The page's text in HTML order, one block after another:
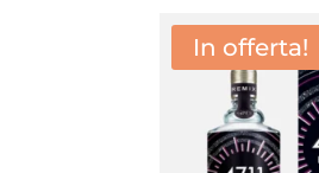
In offerta!